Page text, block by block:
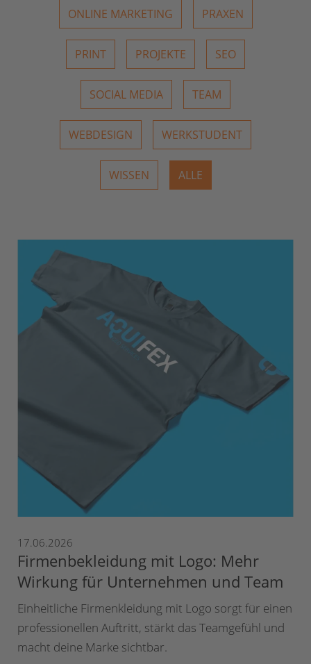
ONLINE MARKETING PRAXEN
PRINT PROJEKTE SEO
SOCIAL MEDIA TEAM
WEBDESIGN WERKSTUDENT
WISSEN ALLE
17.06.2026
Firmenbekleidung mit Logo: Mehr
Wirkung für Unternehmen und Team
Einheitliche Firmenkleidung mit Logo sorgt für einen
professionellen Auftritt, stärkt das Teamgefühl und
macht deine Marke sichtbar.